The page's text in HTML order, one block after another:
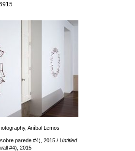
Aníbal Lemos
parede #4), 2015 / Untitled
#4), 2015